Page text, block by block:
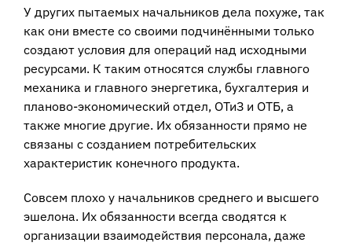
У других пытаемых начальников дела похуже, так
как они вместе со своими подчинёнными только
создают условия для операций над исходными
ресурсами. К таким относятся службы главного
механика и главного энергетика, бухгалтерия и
планово-экономический отдел, ОТиЗ и ОТБ, а
также многие другие. Их обязанности прямо не
связаны с созданием потребительских
характеристик конечного продукта.
Совсем плохо у начальников среднего и высшего
эшелона. Их обязанности всегда сводятся к
организации взаимодействия персонала, даже